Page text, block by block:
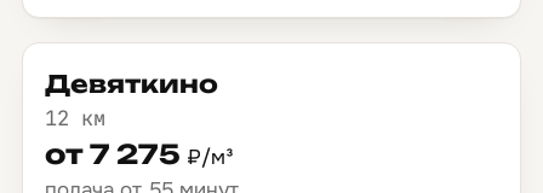
Девяткино
12 км
от 7 275 ₽/м³